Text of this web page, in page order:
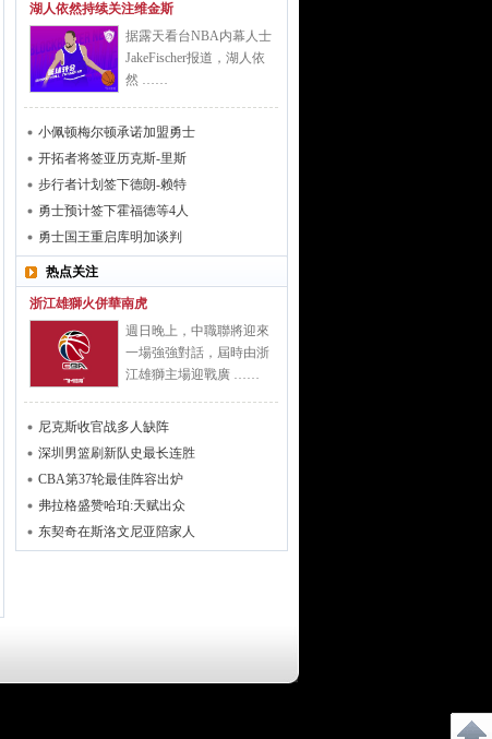
湖人依然持续关注维金斯
据露天看台NBA内幕人士
JakeFischer报道，湖人依
然 ……
小佩顿梅尔顿承诺加盟勇士
开拓者将签亚历克斯-里斯
步行者计划签下德朗-赖特
勇士预计签下霍福德等4人
勇士国王重启库明加谈判
热点关注
浙江雄獅火併華南虎
週日晚上，中職聯將迎來
一場強強對話，屆時由浙
江雄獅主場迎戰廣 ……
尼克斯收官战多人缺阵
深圳男篮刷新队史最长连胜
CBA第37轮最佳阵容出炉
弗拉格盛赞哈珀:天赋出众
东契奇在斯洛文尼亚陪家人